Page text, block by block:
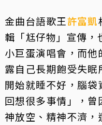
金曲台語歌王許富凱
輯「尪仔物」宣傳，
小巨蛋演唱會，而
露自己長期飽受失
開始就睡不好，腦
回想很多事情」，
神放空、精神不濟